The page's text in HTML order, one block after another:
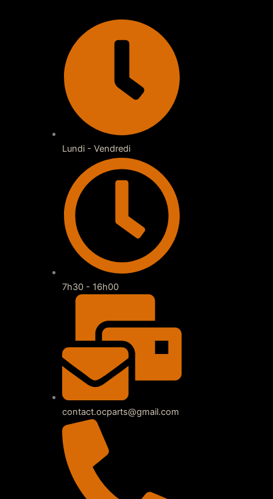
Lundi - Vendredi
7h30 - 16h00
contact.ocparts@gmail.com